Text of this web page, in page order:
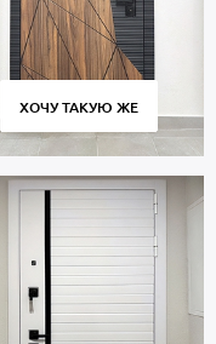
ХОЧУ ТАКУЮ ЖЕ